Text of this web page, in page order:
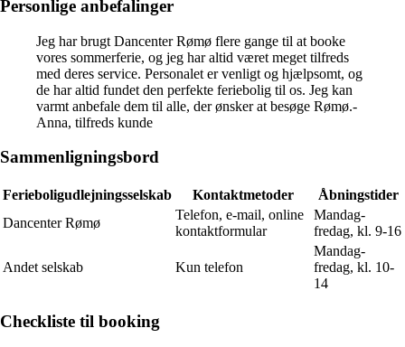
Personlige anbefalinger
Jeg har brugt Dancenter Rømø flere gange til at booke
vores sommerferie, og jeg har altid været meget tilfreds
med deres service. Personalet er venligt og hjælpsomt, og
de har altid fundet den perfekte feriebolig til os. Jeg kan
varmt anbefale dem til alle, der ønsker at besøge Rømø.-
Anna, tilfreds kunde
Sammenligningsbord
Ferieboligudlejningsselskab Kontaktmetoder
Åbningstider
Dancenter Rømø
Telefon, e-mail, online
kontaktformular
Mandag-
fredag, kl. 9-16
Andet selskab Kun telefon
Mandag-
fredag, kl. 10-
14
Checkliste til booking